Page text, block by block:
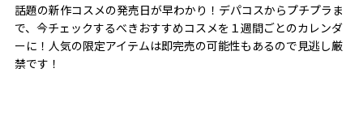
話題の新作コスメの発売日が早わかり！デパコスからプチプラま
で、今チェックするべきおすすめコスメを１週間ごとのカレンダ
ーに！人気の限定アイテムは即完売の可能性もあるので見逃し厳
禁です！